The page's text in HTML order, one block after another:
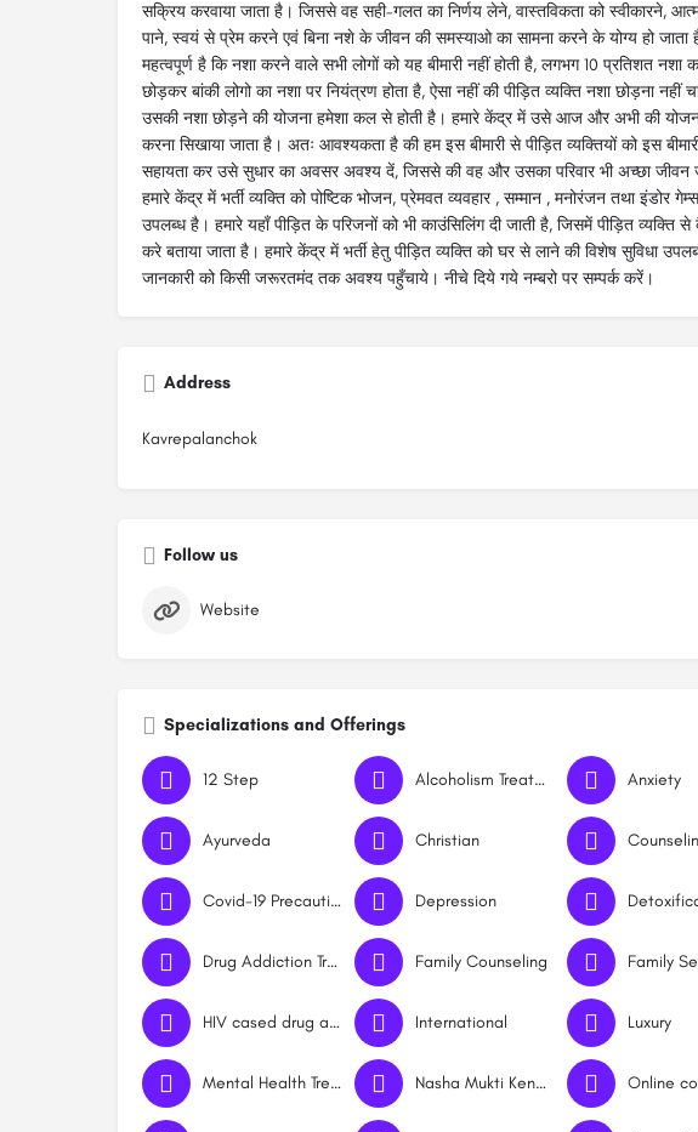
सक्रिय करवाया जाता है। जिससे वह सही-गलत का निर्णय लेने, वास्तविकता को स्वीकारने,
पाने, स्वयं से प्रेम करने एवं बिना नशे के जीवन की समस्याओ का सामना करने के योग्य हो जाता
महत्वपूर्ण है कि नशा करने वाले सभी लोगों को यह बीमारी नहीं होती है, लगभग 10 प्रतिशत नशा
छोड़कर बांकी लोगो का नशा पर नियंत्रण होता है, ऐसा नहीं की पीड़ित व्यक्ति नशा छोड़ना नहीं
उसकी नशा छोड़ने की योजना हमेशा कल से होती है। हमारे केंद्र में उसे आज और अभी की
करना सिखाया जाता है। अतः आवश्यकता है की हम इस बीमारी से पीड़ित व्यक्तियों को इस
सहायता कर उसे सुधार का अवसर अवश्य दें, जिससे की वह और उसका परिवार भी अच्छा
हमारे केंद्र में भर्ती व्यक्ति को पोष्टिक भोजन, प्रेमवत व्यवहार , सम्मान , मनोरंजन तथा इंडोर
उपलब्ध है। हमारे यहाँ पीड़ित के परिजनों को भी काउंसिलिंग दी जाती है, जिसमें पीड़ित व्यक्ति से
करे बताया जाता है। हमारे केंद्र में भर्ती हेतु पीड़ित व्यक्ति को घर से लाने की विशेष सुविधा
जानकारी को किसी जरूरतमंद तक अवश्य पहुँचाये। नीचे दिये गये नम्बरो पर सम्पर्क करें।
Address
Kavrepalanchok
Follow us
Website
Specializations and Offerings
12 Step Alcoholism Treatment Anxiety
Ayurveda Christian
Covid-19 Precautions Depression
Drug Addiction Treatment Family Counseling Family
HIV cased drug addicts International Luxury
Mental Health Treatment Nasha Mukti Kendra Online